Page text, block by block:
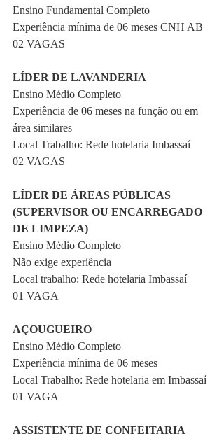
Ensino Fundamental Completo
Experiência mínima de 06 meses CNH AB
02 VAGAS
LÍDER DE LAVANDERIA
Ensino Médio Completo
Experiência de 06 meses na função ou em
área similares
Local Trabalho: Rede hotelaria Imbassaí
02 VAGAS
LÍDER DE ÁREAS PÚBLICAS
(SUPERVISOR OU ENCARREGADO
DE LIMPEZA)
Ensino Médio Completo
Não exige experiência
Local trabalho: Rede hotelaria Imbassaí
01 VAGA
AÇOUGUEIRO
Ensino Médio Completo
Experiência mínima de 06 meses
Local Trabalho: Rede hotelaria em Imbassaí
01 VAGA
ASSISTENTE DE CONFEITARIA